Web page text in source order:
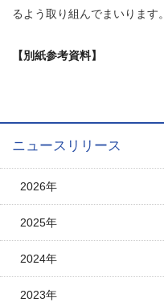
るよう取り組んでまいります。
【別紙参考資料】
ニュースリリース
2026年
2025年
2024年
2023年